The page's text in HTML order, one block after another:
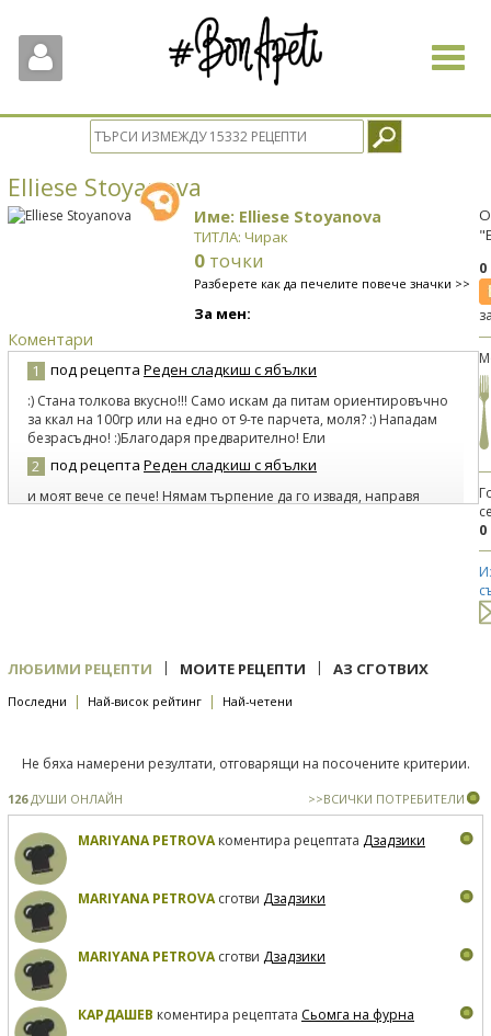
Toggle
Elliese Stoyanova
Име: Elliese Stoyanova
ТИТЛА: Чирак
0 точки
Разберете как да печелите повече значки >>
За мен:
Коментари
1 под рецепта Реден сладкиш с ябълки
:) Стана толкова вкусно!!! Само искам да питам ориентировъчно
за ккал на 100гр или на едно от 9-те парчета, моля? :) Нападам
безрасъдно! :)Благодаря предварително! Ели
2 под рецепта Реден сладкиш с ябълки
и моят вече се пече! Нямам търпение да го извадя, направя
0
ЛЮБИМИ РЕЦЕПТИ | МОИТЕ РЕЦЕПТИ | АЗ СГОТВИХ
Последни | Най-висок рейтинг | Най-четени
Не бяха намерени резултати, отговарящи на посочените критерии.
126ДУШИ ОНЛАЙН >>ВСИЧКИ ПОТРЕБИТЕЛИ
MARIYANA PETROVAкоментира рецептата Дзадзики
MARIYANA PETROVAсготви Дзадзики
MARIYANA PETROVAсготви Дзадзики
КАРДАШЕВ коментира рецептата Сьомга на фурна